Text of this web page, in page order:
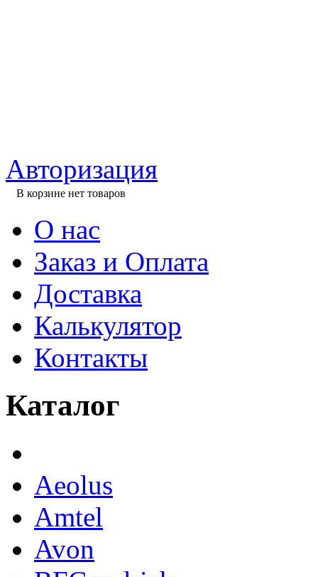
Авторизация
В корзине нет товаров
О нас
Заказ и Оплата
Доставка
Калькулятор
Контакты
Каталог
Aeolus
Amtel
Avon